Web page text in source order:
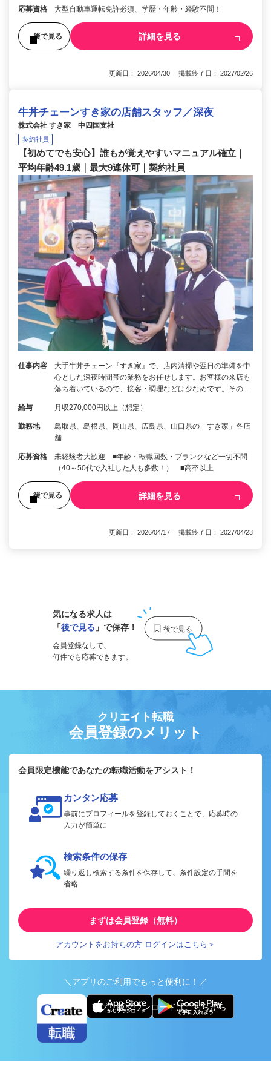
応募資格 大型自動車運転免許必須、学歴・年齢・経験不問！
後で見る 詳細を見る
更新日： 2026/04/30 掲載終了日： 2027/02/26
牛丼チェーンすき家の店舗スタッフ／深夜
株式会社 すき家 中四国支社
契約社員
【初めてでも安心】誰もが覚えやすいマニュアル確立｜
平均年齢49.1歳｜最大9連休可｜契約社員
仕事内容
大手牛丼チェーン『すき家』で、店内清掃や翌日の準備を中
心とした深夜時間帯の業務をお任せします。お客様の来店も
落ち着いているので、接客・調理などは少なめです。その…
給与 月収270,000円以上（想定）
勤務地
鳥取県、島根県、岡山県、広島県、山口県の「すき家」各店
舗
応募資格
未経験者大歓迎 ■年齢・転職回数・ブランクなど一切不問
（40～50代で入社した人も多数！） ■高卒以上
後で見る 詳細を見る
更新日： 2026/04/17 掲載終了日： 2027/04/23
気になる求人は
「後で見る 」で保存！
会員登録なしで、
何件でも応募できます。
クリエイト転職
会員登録のメリット
会員限定機能であなたの転職活動をアシスト！
カンタン応募
事前にプロフィールを登録しておくことで、応募時の
入力が簡単に
検索条件の保存
繰り返し検索する条件を保存して、条件設定の手間を
省略
まずは会員登録（無料）
アカウントをお持ちの方 ログインはこちら＞
＼アプリのご利用でもっと便利に！／
アプリ版ダウンロードはこちらから